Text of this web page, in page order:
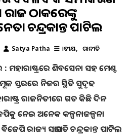
ଠାକରେଙ୍କୁ
ଚନ୍ଦ୍ରକାନ୍ତ ପାଟିଲ
Satya Patha ଜାତୀୟ ରାଜନୀତି
ମହାରାଷ୍ଟ୍ରରେ ଶିବସେନା ସହ ମେଣ୍ଟ
ସ୍ତରରେ ନିଜର ସ୍ଥିତି ସୁଦୃଢ
ରାଜନିତୀରେ ଗତ କିଛି ଦିନ
ନେଇ ଅନେକ କଳ୍ପନାଜଳ୍ପନା
ରାଜ୍ୟ ସଭାପତି ଚନ୍ଦ୍ରକାନ୍ତ ପାଟିଲ